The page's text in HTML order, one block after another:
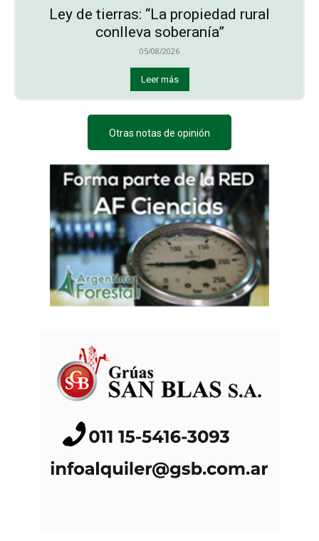
Ley de tierras: “La propiedad rural
conlleva soberanía”
05/08/2026
Leer más
Otras notas de opinión